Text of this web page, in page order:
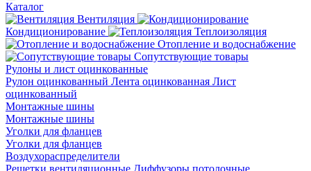
Каталог
Вентиляция
Кондиционирование
Теплоизоляция
Отопление и водоснабжение
Сопутствующие товары
Рулоны и лист оцинкованные
Рулон оцинкованный Лента оцинкованная Лист
оцинкованный
Монтажные шины
Монтажные шины
Уголки для фланцев
Уголки для фланцев
Воздухораспределители
Решетки вентиляционные Диффузоры потолочные